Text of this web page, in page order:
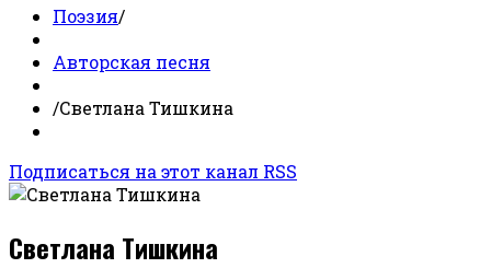
Поэзия/
Авторская песня
/Светлана Тишкина
Подписаться на этот канал RSS
Светлана Тишкина